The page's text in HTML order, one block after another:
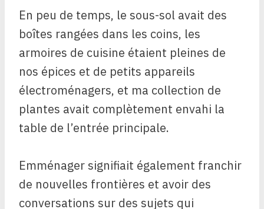
En peu de temps, le sous-sol avait des
boîtes rangées dans les coins, les
armoires de cuisine étaient pleines de
nos épices et de petits appareils
électroménagers, et ma collection de
plantes avait complètement envahi la
table de l’entrée principale.
Emménager signifiait également franchir
de nouvelles frontières et avoir des
conversations sur des sujets qui